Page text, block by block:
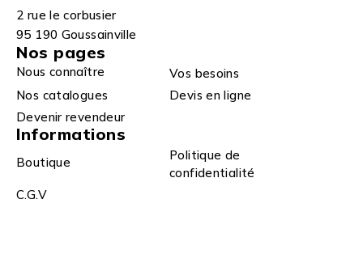
2 rue le corbusier
95 190 Goussainville
Nos pages
Nous connaître
Vos besoins
Nos catalogues
Devis en ligne
Devenir revendeur
Informations
Boutique
Politique de
confidentialité
C.G.V